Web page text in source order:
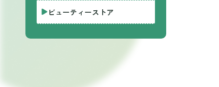
ビューティーストア